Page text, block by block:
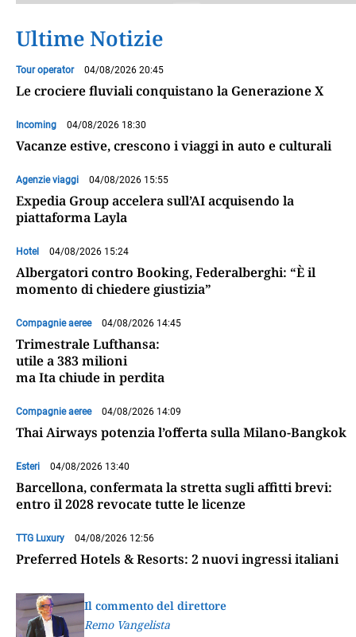
Ultime Notizie
Tour operator 04/08/2026 20:45
Le crociere fluviali conquistano la Generazione X
Incoming 04/08/2026 18:30
Vacanze estive, crescono i viaggi in auto e culturali
Agenzie viaggi 04/08/2026 15:55
Expedia Group accelera sull’AI acquisendo la
piattaforma Layla
Hotel 04/08/2026 15:24
Albergatori contro Booking, Federalberghi: “È il
momento di chiedere giustizia”
Compagnie aeree 04/08/2026 14:45
Trimestrale Lufthansa:
utile a 383 milioni
ma Ita chiude in perdita
Compagnie aeree 04/08/2026 14:09
Thai Airways potenzia l’offerta sulla Milano-Bangkok
Esteri 04/08/2026 13:40
Barcellona, confermata la stretta sugli affitti brevi:
entro il 2028 revocate tutte le licenze
TTG Luxury 04/08/2026 12:56
Preferred Hotels & Resorts: 2 nuovi ingressi italiani
Il commento del direttore
Remo Vangelista